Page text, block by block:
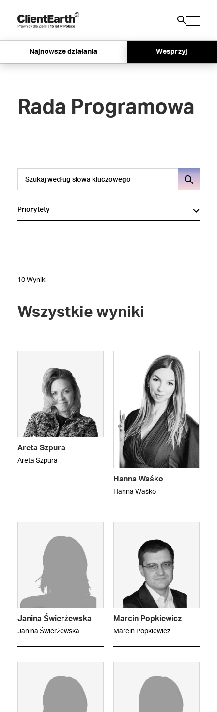
Najnowsze działania Wesprzyj
Rada Programowa
Priorytety
10 Wyniki
Wszystkie wyniki
Areta Szpura
Areta Szpura
Hanna Waśko
Hanna Waśko
Janina Świerżewska
Janina Świerżewska
Marcin Popkiewicz
Marcin Popkiewicz